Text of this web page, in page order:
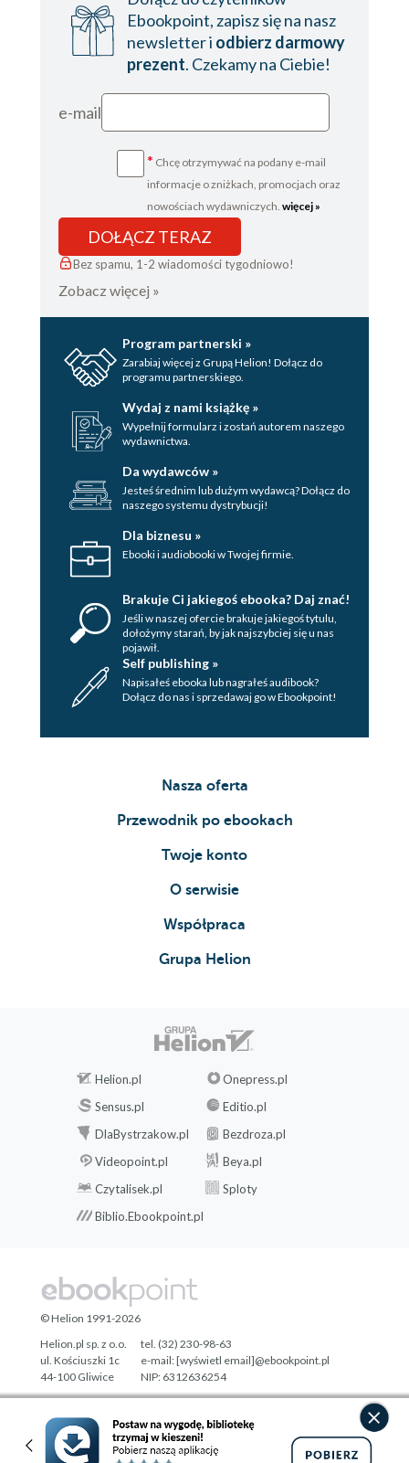
Ebookpoint, zapisz się na nasz
newsletter i odbierz darmowy
prezent. Czekamy na Ciebie!
e-mail
* Chcę otrzymywać na podany e-mail
informacje o zniżkach, promocjach oraz
nowościach wydawniczych. więcej »
DOŁĄCZ TERAZ
Bez spamu, 1-2 wiadomości tygodniowo!
Zobacz więcej »
Program partnerski »
Zarabiaj więcej z Grupą Helion! Dołącz do
programu partnerskiego.
Wydaj z nami książkę »
Wypełnij formularz i zostań autorem naszego
wydawnictwa.
Da wydawców »
Jesteś średnim lub dużym wydawcą? Dołącz do
naszego systemu dystrybucji!
Dla biznesu »
Ebooki i audiobooki w Twojej firmie.
Brakuje Ci jakiegoś ebooka? Daj znać!
Jeśli w naszej ofercie brakuje jakiegoś tytulu,
dołożymy starań, by jak najszybciej się u nas
pojawił.
Self publishing »
Napisałeś ebooka lub nagrałeś audibook?
Dołącz do nas i sprzedawaj go w Ebookpoint!
Nasza oferta
Przewodnik po ebookach
Twoje konto
O serwisie
Współpraca
Grupa Helion
Helion.pl
Onepress.pl
Sensus.pl
Editio.pl
DlaBystrzakow.pl
Bezdroza.pl
Videopoint.pl
Beya.pl
Czytalisek.pl
Sploty
Biblio.Ebookpoint.pl
Designed with ♥ byTonik.pl
© Helion 1991-2026
Helion.pl sp. z o.o.
ul. Kościuszki 1c
44-100 Gliwice
tel. (32) 230-98-63
e-mail:[wyświetl email]@ebookpoint.pl
NIP: 6312636254
Regon: 241989027